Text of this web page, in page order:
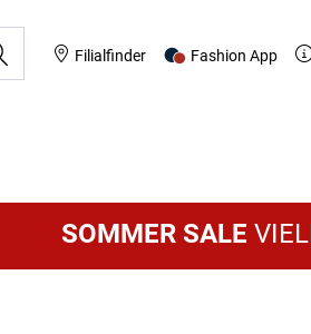
Filialfinder Fashion App
SOMMER SALEVIELE